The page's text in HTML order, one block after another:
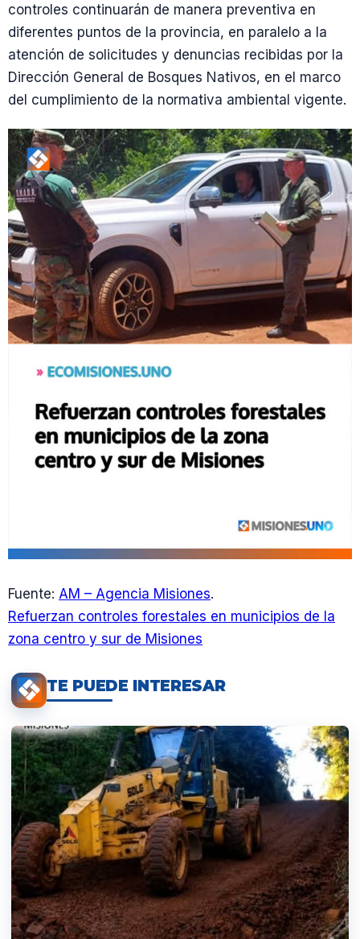
controles continuarán de manera preventiva en
diferentes puntos de la provincia, en paralelo a la
atención de solicitudes y denuncias recibidas por la
Dirección General de Bosques Nativos, en el marco
del cumplimiento de la normativa ambiental vigente.
Fuente: AM – Agencia Misiones.
Refuerzan controles forestales en municipios de la
zona centro y sur de Misiones
TE PUEDE INTERESAR